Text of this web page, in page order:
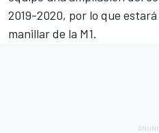
2019-2020, por lo que
manillar de la M1.